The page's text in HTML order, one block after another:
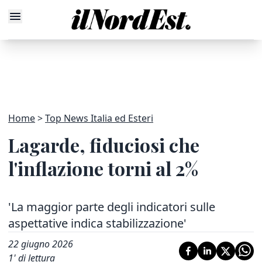
Home Top News Italia ed Esteri
Lagarde, fiduciosi che
l'inflazione torni al 2%
'La maggior parte degli indicatori sulle
aspettative indica stabilizzazione'
22 giugno 2026
1' di lettura